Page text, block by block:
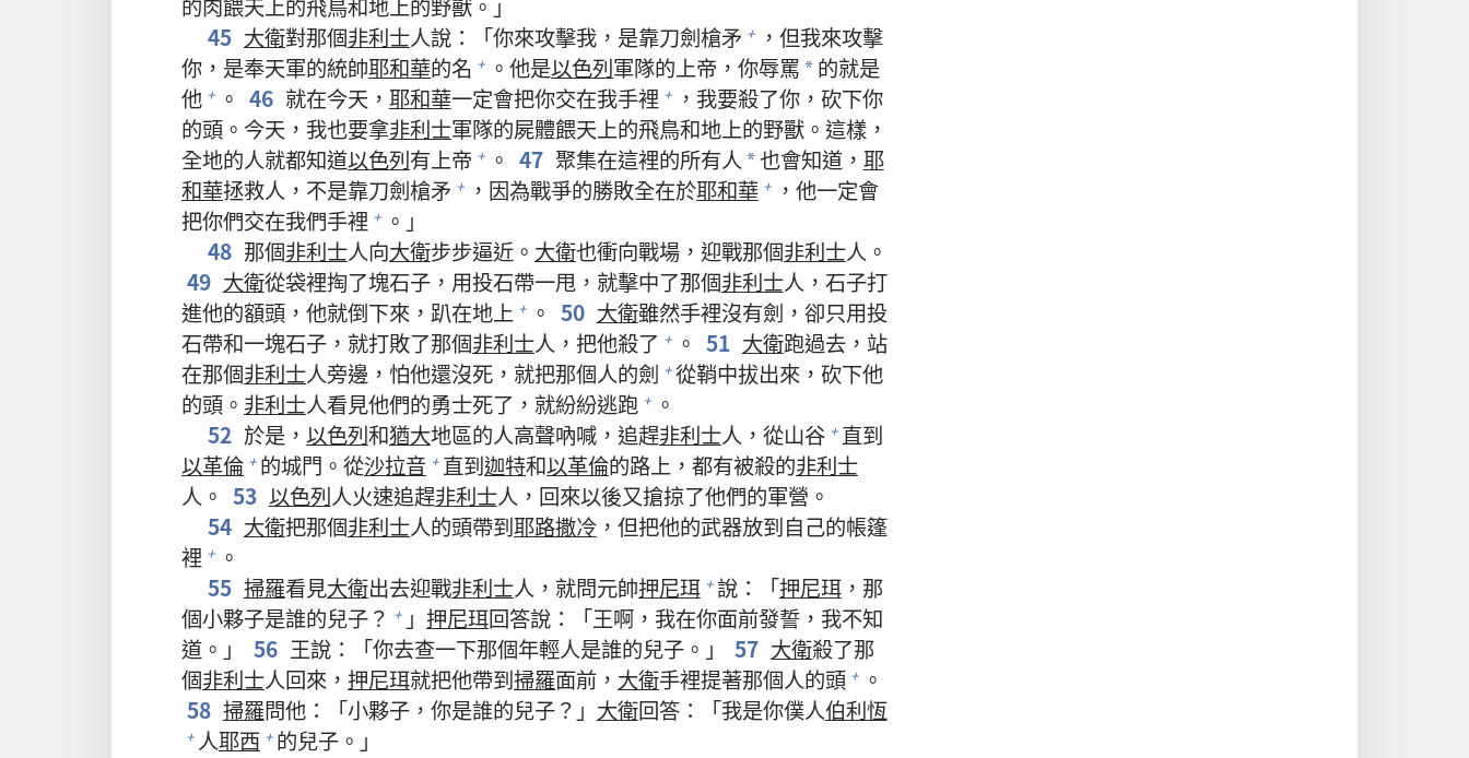
的肉餵天上的飛鳥和地上的野獸。」
45 大衛對那個非利士人說：「你來攻擊我，是靠刀劍槍矛 + ，但我來攻擊
你，是奉天軍的統帥耶和華的名 + 。他是以色列軍隊的上帝，你辱罵 * 的就是
他 + 。 46 就在今天， 耶和華一定會把你交在我手裡 + ，我要殺了你，砍下你
的頭。今天，我也要拿非利士軍隊的屍體餵天上的飛鳥和地上的野獸。這樣，
全地的人就都知道以色列有上帝 + 。 47 聚集在這裡的所有人*也會知道， 耶
和華拯救人，不是靠刀劍槍矛 + ，因為戰爭的勝敗全在於耶和華 + ，他一定會
把你們交在我們手裡 + 。」
48 那個非利士人向大衛步步逼近。 大衛也衝向戰場，迎戰那個非利士人。
49 大衛從袋裡掏了塊石子，用投石帶一甩，就擊中了那個非利士人，石子打
進他的額頭，他就倒下來，趴在地上 + 。 50 大衛雖然手裡沒有劍，卻只用投
石帶和一塊石子，就打敗了那個非利士人，把他殺了 + 。 51 大衛跑過去，站
在那個非利士人旁邊，怕他還沒死，就把那個人的劍 + 從鞘中拔出來，砍下他
的頭。 非利士人看見他們的勇士死了，就紛紛逃跑 + 。
52 於是， 以色列和猶大地區的人高聲吶喊，追趕非利士人，從山谷 + 直到
以革倫 + 的城門。從沙拉音 + 直到迦特和以革倫的路上，都有被殺的非利士
人。 53 以色列人火速追趕非利士人，回來以後又搶掠了他們的軍營。
54 大衛把那個非利士人的頭帶到耶路撒冷，但把他的武器放到自己的帳篷
裡 + 。
55 掃羅看見大衛出去迎戰非利士人，就問元帥押尼珥 + 說：「押尼珥，那
個小夥子是誰的兒子？ + 」 押尼珥回答說：「王啊，我在你面前發誓，我不知
道。」
56 王說：「你去查一下那個年輕人是誰的兒子。」 57 大衛殺了那
個非利士人回來， 押尼珥就把他帶到掃羅面前， 大衛手裡提著那個人的頭 + 。
58 掃羅問他：「小夥子，你是誰的兒子？」 大衛回答：「我是你僕人伯利恆
+ 人耶西 + 的兒子。」